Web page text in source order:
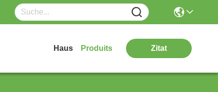
Haus Produits Zitat